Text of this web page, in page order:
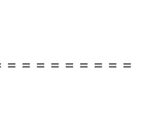
＝＝＝＝＝＝＝＝